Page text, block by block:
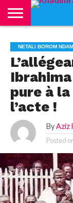
LE
MOURIDISME
ACTUALITÉS
PASS
–
PASS
NETALI
BOROM
NDAME
L’ISLAM
VIDÉOS
NETALI BOROM
pure à
l’acte !
By Aziz
Posted